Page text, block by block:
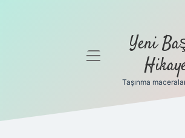
Gizlilik
menüyü
Yeni
Taşınma